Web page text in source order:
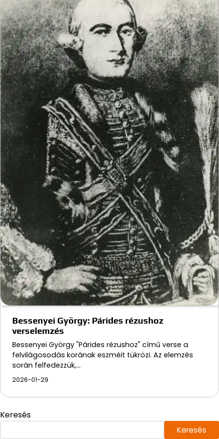
Bessenyei György: Párides rézushoz
verselemzés
Bessenyei György "Párides rézushoz" című verse a
felvilágosodás korának eszméit tükrözi. Az elemzés
során felfedezzük,…
2026-01-29
Keresés
Keresés